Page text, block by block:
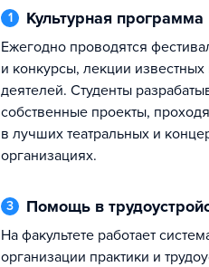
1 Культурная программа
Ежегодно проводятся фестивали
и конкурсы, лекции известных
деятелей. Студенты
собственные проекты,
в лучших театральных и
организациях.
3 Помощь в
На факультете работает система
организации практики и